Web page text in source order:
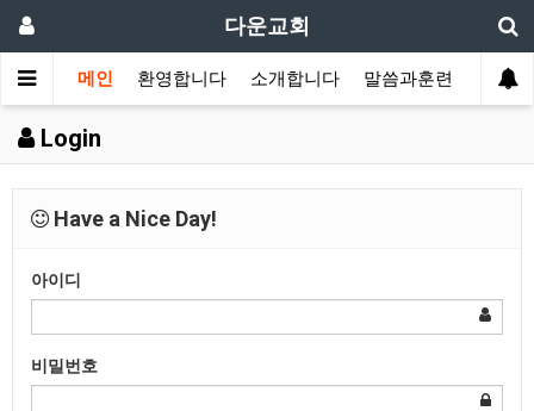
다운교회
메인 환영합니다 소개합니다 말씀과훈련 가정
Login
Have a Nice Day!
아이디
비밀번호